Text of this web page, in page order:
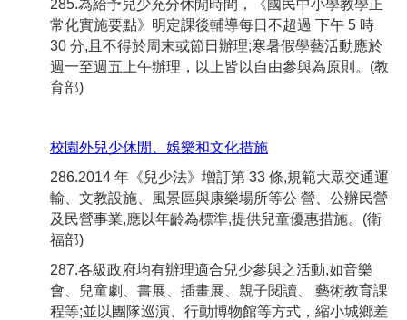
285.為給予兒少充分休閒時間，《國民中小學教學正
常化實施要點》明定課後輔導每日不超過 下午 5 時
30 分,且不得於周末或節日辦理;寒暑假學藝活動應於
週一至週五上午辦理，以上皆以自由參與為原則。(教
育部)
校園外兒少休閒、娛樂和文化措施
286.2014 年《兒少法》增訂第 33 條,規範大眾交通運
輸、文教設施、風景區與康樂場所等公 營、公辦民營
及民營事業,應以年齡為標準,提供兒童優惠措施。(衛
福部)
287.各級政府均有辦理適合兒少參與之活動,如音樂
會、兒童劇、書展、插畫展、親子閱讀、 藝術教育課
程等;並以團隊巡演、行動博物館等方式，縮小城鄉差